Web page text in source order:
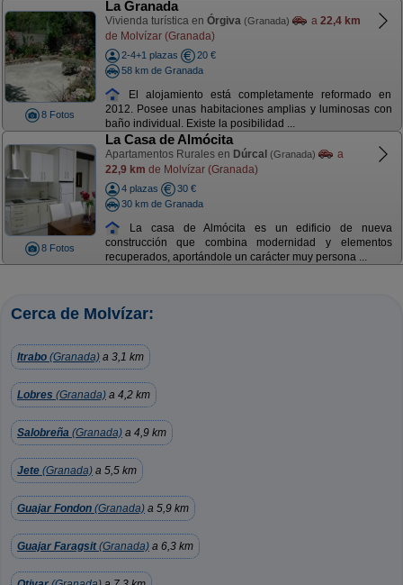
8 Fotos
La Granada
Vivienda turística en Órgiva (Granada) a 22,4 km
de Molvízar (Granada)
2-4+1 plazas
20 €
58 km de Granada
El alojamiento está completamente reformado en
2012. Posee unas habitaciones amplias y luminosas con
baño individual. Existe la posibilidad ...
8 Fotos
La Casa de Almócita
Apartamentos Rurales en Dúrcal (Granada)
a
22,9 km de Molvízar (Granada)
4 plazas
30 €
30 km de Granada
La casa de Almócita es un edificio de nueva
construcción que combina modernidad y elementos
recuperados, aportándole un carácter muy persona ...
Cerca de Molvízar:
Itrabo (Granada) a 3,1 km
Lobres (Granada) a 4,2 km
Salobreña (Granada) a 4,9 km
Jete (Granada) a 5,5 km
Guajar Fondon (Granada) a 5,9 km
Guajar Faragsit(Granada) a 6,3 km